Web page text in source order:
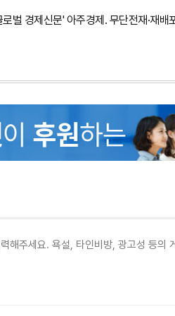
벌 경제신문' 아주경제. 무단전재·재배